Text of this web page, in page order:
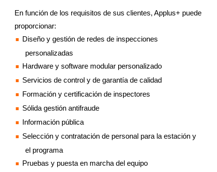
En función de los requisitos de sus clientes, Applus+ puede
proporcionar:
Diseño y gestión de redes de inspecciones
personalizadas
Hardware y software modular personalizado
Servicios de control y de garantía de calidad
Formación y certificación de inspectores
Sólida gestión antifraude
Información pública
Selección y contratación de personal para la estación y
el programa
Pruebas y puesta en marcha del equipo